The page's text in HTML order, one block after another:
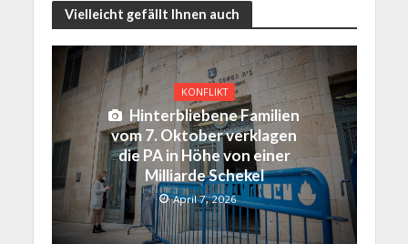
Vielleicht gefällt Ihnen auch
KONFLIKT
Hinterbliebene Familien
vom 7. Oktober verklagen
die PA in Höhe von einer
Milliarde Schekel
April 7, 2026